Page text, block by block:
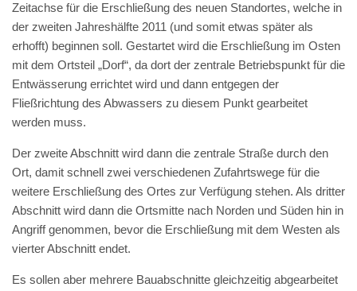
Zeitachse für die Erschließung des neuen Standortes, welche in
der zweiten Jahreshälfte 2011 (und somit etwas später als
erhofft) beginnen soll. Gestartet wird die Erschließung im Osten
mit dem Ortsteil „Dorf“, da dort der zentrale Betriebspunkt für die
Entwässerung errichtet wird und dann entgegen der
Fließrichtung des Abwassers zu diesem Punkt gearbeitet
werden muss.
Der zweite Abschnitt wird dann die zentrale Straße durch den
Ort, damit schnell zwei verschiedenen Zufahrtswege für die
weitere Erschließung des Ortes zur Verfügung stehen. Als dritter
Abschnitt wird dann die Ortsmitte nach Norden und Süden hin in
Angriff genommen, bevor die Erschließung mit dem Westen als
vierter Abschnitt endet.
Es sollen aber mehrere Bauabschnitte gleichzeitig abgearbeitet